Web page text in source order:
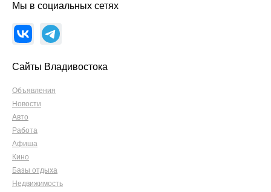
Мы в социальных сетях
Сайты Владивостока
Объявления
Новости
Авто
Работа
Афиша
Кино
Базы отдыха
Недвижимость